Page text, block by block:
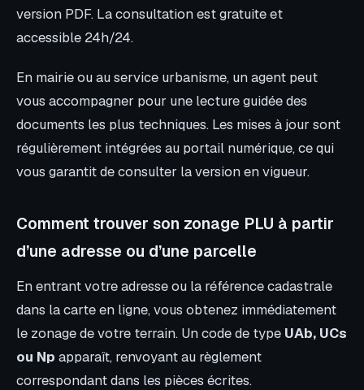
version PDF. La consultation est gratuite et
accessible 24h/24.
En mairie ou au service urbanisme, un agent peut
vous accompagner pour une lecture guidée des
documents les plus techniques. Les mises à jour sont
régulièrement intégrées au portail numérique, ce qui
vous garantit de consulter la version en vigueur.
Comment trouver son zonage PLU à partir
d’une adresse ou d’une parcelle
En entrant votre adresse ou la référence cadastrale
dans la carte en ligne, vous obtenez immédiatement
le zonage de votre terrain. Un code de type UAb, UCs
ou Np apparaît, renvoyant au règlement
correspondant dans les pièces écrites.